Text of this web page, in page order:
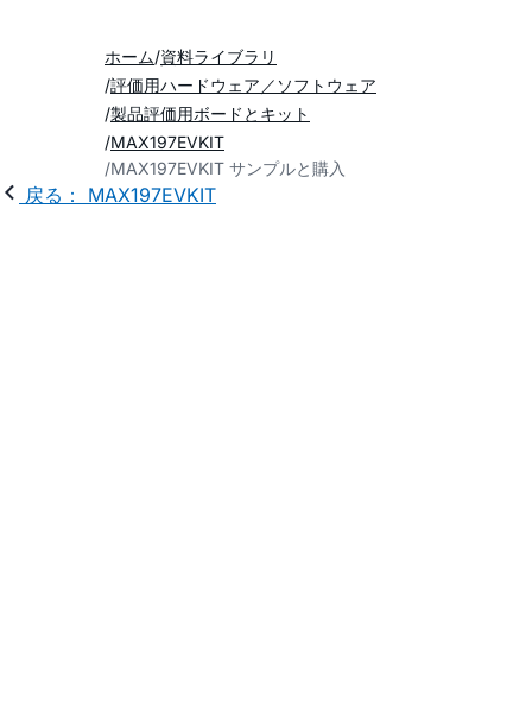
ホーム 資料ライブラリ
評価用ハードウェア／ソフトウェア
製品評価用ボードとキット
MAX197EVKIT
MAX197EVKIT サンプルと購入
戻る： MAX197EVKIT